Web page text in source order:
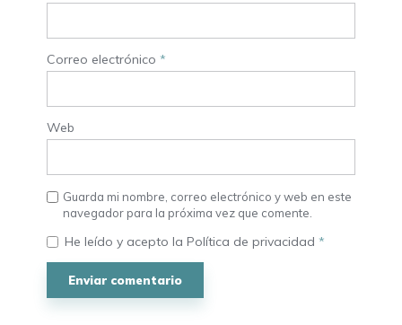
Correo electrónico *
Web
Guarda mi nombre, correo electrónico y web en este
navegador para la próxima vez que comente.
He leído y acepto la Política de privacidad *